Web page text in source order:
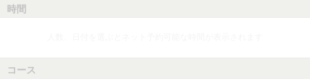
時間
コース